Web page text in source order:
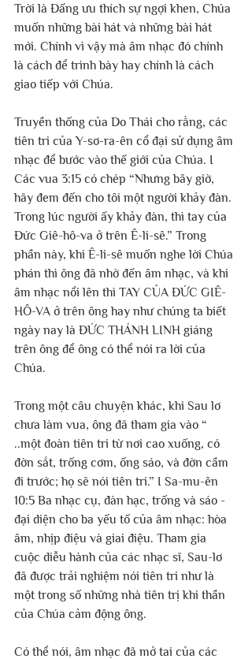
Trời là Đấng ưu thích sự ngợi khen, Chúa
muốn những bài hát và những bài hát
mới. Chính vì vậy mà âm nhạc đó chính
là cách để trình bày hay chính là cách
giao tiếp với Chúa.
Truyền thống của Do Thái cho rằng, các
tiên tri của Y-sơ-ra-ên cổ đại sử dụng âm
nhạc để bước vào thế giới của Chúa. I
Các vua 3:15 có chép “Nhưng bây giờ,
hãy đem đến cho tôi một người khảy đàn.
Trong lúc người ấy khảy đàn, thì tay của
Đức Giê-hô-va ở trên Ê-li-sê.” Trong
phần này, khi Ê-li-sê muốn nghe lời Chúa
phán thì ông đã nhờ đến âm nhạc, và khi
âm nhạc nổi lên thì TAY CỦA ĐỨC GIÊ-
HÔ-VA ở trên ông hay như chúng ta biết
ngày nay là ĐỨC THÁNH LINH giáng
trên ông để ông có thể nói ra lời của
Chúa.
Trong một câu chuyện khác, khi Sau lơ
chưa làm vua, ông đã tham gia vào “
..một đoàn tiên tri từ nơi cao xuống, có
đờn sắt, trống cơm, ống sáo, và đờn cầm
đi trước; họ sẽ nói tiên tri.” I Sa-mu-ên
10:5 Ba nhạc cụ, đàn hạc, trống và sáo -
đại diện cho ba yếu tố của âm nhạc: hòa
âm, nhịp điệu và giai điệu. Tham gia
cuộc diễu hành của các nhạc sĩ, Sau-lơ
đã được trải nghiệm nói tiên tri như là
một trong số những nhà tiên trị khi thần
của Chúa cảm động ông.
Có thể nói, âm nhạc đã mở tai của các